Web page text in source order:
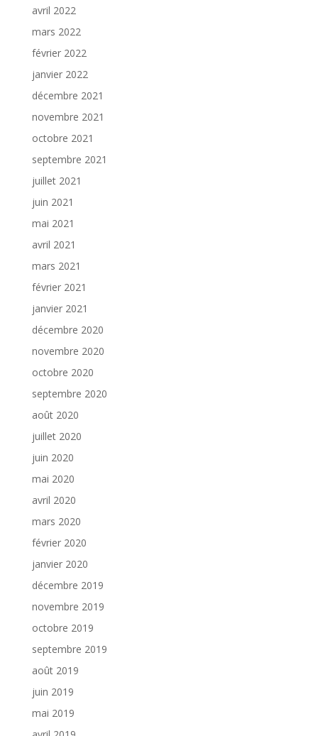
avril 2022
mars 2022
février 2022
janvier 2022
décembre 2021
novembre 2021
octobre 2021
septembre 2021
juillet 2021
juin 2021
mai 2021
avril 2021
mars 2021
février 2021
janvier 2021
décembre 2020
novembre 2020
octobre 2020
septembre 2020
août 2020
juillet 2020
juin 2020
mai 2020
avril 2020
mars 2020
février 2020
janvier 2020
décembre 2019
novembre 2019
octobre 2019
septembre 2019
août 2019
juin 2019
mai 2019